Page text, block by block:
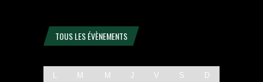
TOUS LES ÉVÈNEMENTS
L M M J V S
D